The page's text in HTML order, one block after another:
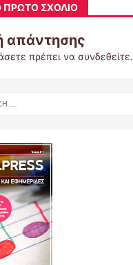
ΠΡΏΤΟ ΣΧΌΛΙΟ
απάντησης
πρέπει να συνδεθείτε.